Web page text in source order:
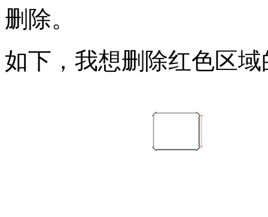
删除。
如下，我想删除红色区